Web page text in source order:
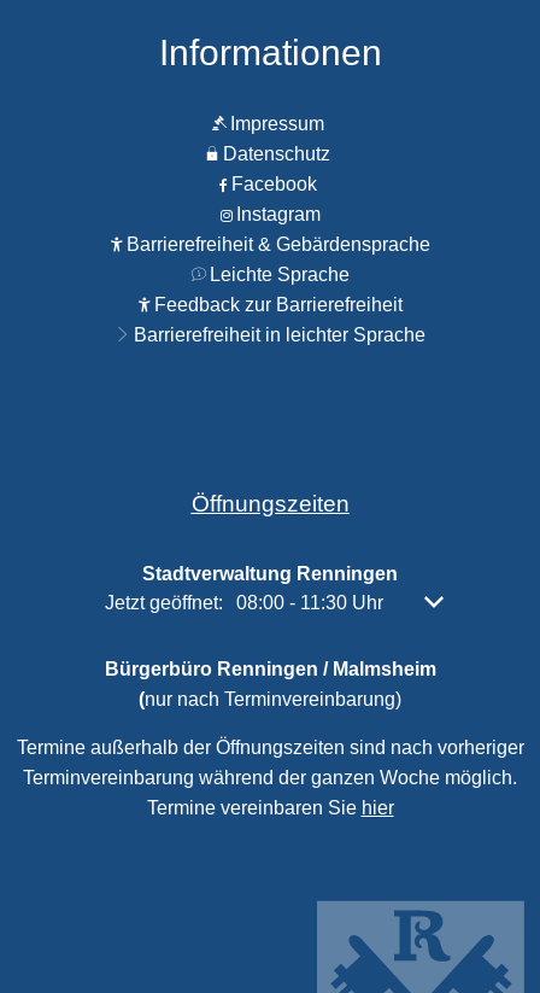
Informationen
Impressum
Datenschutz
Facebook
Instagram
Barrierefreiheit & Gebärdensprache
Leichte Sprache
Feedback zur Barrierefreiheit
Barrierefreiheit in leichter Sprache
Öffnungszeiten
Stadtverwaltung Renningen
Klicken, um weitere Öffnungs- oder Schließzeiten
Jetzt geöffnet: 08:00- 11:30Uhr Von 08:00 bis
Bürgerbüro Renningen / Malmsheim
(nur nach Terminvereinbarung)
Termine außerhalb der Öffnungszeiten sind nach vorheriger
Terminvereinbarung während der ganzen Woche möglich.
Termine vereinbaren Sie hier